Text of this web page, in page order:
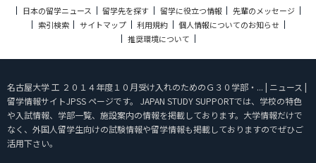
日本の留学ニュース 留学先を探す 留学に役立つ情報
先輩のメッセージ
索引検索
サイトマップ 利用規約
個人情報についてのお知らせ
推奨環境について
名古屋大学 工 ２０１４年度１０月受け入れのためのＧ３０学部・... | ニュース |
留学情報サイトJPSS ページです。 JAPAN STUDY SUPPORTでは、学校の特色
や入試情報、学部一覧、施設案内の情報を掲載しております。大学情報だけで
なく、外国人留学生向けの試験情報や留学情報も掲載しておりますのでぜひご
活用下さい。